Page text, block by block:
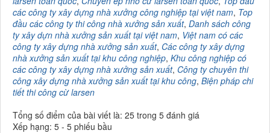
các công ty xây dựng nhà xưởng công nghiệp tại việt nam, Top
đầu các công ty thi công nhà xưởng sản xuất, Danh sách công
ty xây dựn nhà xưởng sản xuất tại việt nam, Việt nam có các
công ty xây dựng nhà xưởng sản xuất, Các công ty xây dựng
nhà xưởng sản xuất tại khu công nghiệp, Khu công nghiệp có
các công ty xây dựng nhà xưởng sản xuất, Công ty chuyên thi
công xây dựng nhà xưởng sản xuất tại khu công, Biện pháp chi
tiết thi công cừ larsen
Tổng số điểm của bài viết là: 25 trong 5 đánh giá
Xếp hạng: 5 - 5 phiếu bầu